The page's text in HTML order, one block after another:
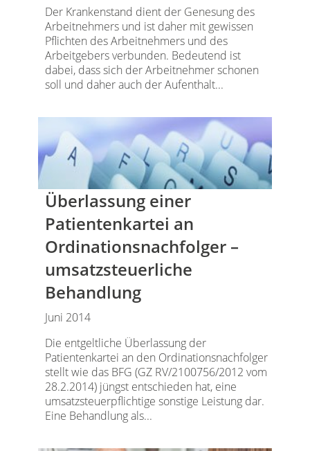
Der Krankenstand dient der Genesung des
Arbeitnehmers und ist daher mit gewissen
Pflichten des Arbeitnehmers und des
Arbeitgebers verbunden. Bedeutend ist
dabei, dass sich der Arbeitnehmer schonen
soll und daher auch der Aufenthalt...
Überlassung einer
Patientenkartei an
Ordinationsnachfolger –
umsatzsteuerliche
Behandlung
Juni 2014
Die entgeltliche Überlassung der
Patientenkartei an den Ordinationsnachfolger
stellt wie das BFG (GZ RV/2100756/2012 vom
28.2.2014) jüngst entschieden hat, eine
umsatzsteuerpflichtige sonstige Leistung dar.
Eine Behandlung als...